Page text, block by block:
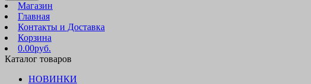
Магазин
Главная
Контакты и Доставка
Корзина
0.00руб.
Каталог товаров
НОВИНКИ